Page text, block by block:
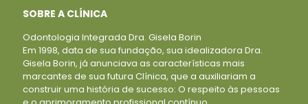
SOBRE A CLÍNICA
Odontologia Integrada Dra. Gisela Borin
Em 1998, data de sua fundação, sua idealizadora Dra.
Gisela Borin, já anunciava as características mais
marcantes de sua futura Clínica, que a auxiliariam a
construir uma história de sucesso: O respeito às pessoas